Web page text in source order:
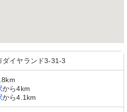
ダイヤランド3-31-3
から4km
から4.1km